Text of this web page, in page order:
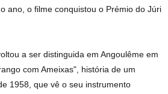
ano, o filme conquistou o Prémio do Júri
a ser distinguida em Angoulême em
com Ameixas", história de um
1958, que vê o seu instrumento